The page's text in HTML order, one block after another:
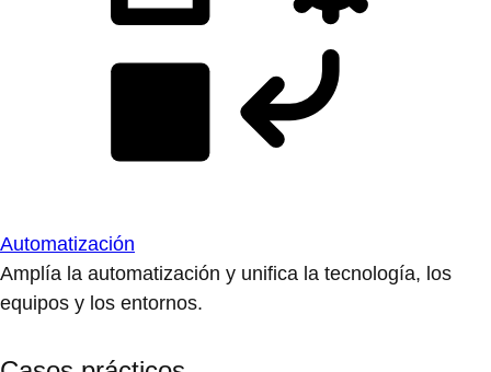
Automatización
Amplía la automatización y unifica la tecnología, los
equipos y los entornos.